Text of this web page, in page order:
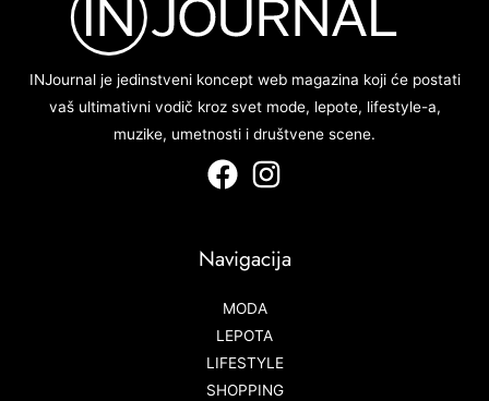
INJournal je jedinstveni koncept web magazina koji će postati
vaš ultimativni vodič kroz svet mode, lepote, lifestyle-a,
muzike, umetnosti i društvene scene.
Navigacija
MODA
LEPOTA
LIFESTYLE
SHOPPING